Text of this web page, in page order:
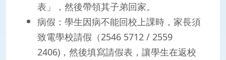
表」，然後帶領其子弟回家。
病假：學生因病不能回校上課時，家長須
致電學校請假（2546 5712 / 2559
2406)，然後填寫請假表，讓學生在返校